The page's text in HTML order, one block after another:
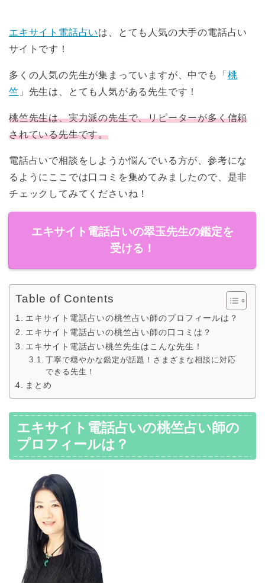
エキサイト電話占いは、とても人気の大手の電話占い
サイトです！
多くの人気の先生が集まっていますが、中でも「 桃
竺 」先生は、とても人気がある先生です！
桃竺先生は、実力派の先生で、リピーターが多く信頼
されている先生です。
電話占いで相談をしようか悩んでいる方が、参考にな
るようにここでは口コミを集めてみましたので、是非
チェックしてみてくださいね！
エキサイト電話占いの翠玉先生の鑑定を
受ける！
Table of Contents
エキサイト電話占いの桃竺占い師のプロフィールは？
エキサイト電話占いの桃竺占い師の口コミは？
エキサイト電話占い桃竺先生はこんな先生！
丁寧で穏やかな鑑定が話題！さまざまな相談に対応
できる先生！
まとめ
エキサイト電話占いの桃竺占い師の
プロフィールは？